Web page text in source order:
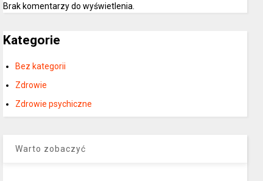
Brak komentarzy do wyświetlenia.
Kategorie
Bez kategorii
Zdrowie
Zdrowie psychiczne
Warto zobaczyć